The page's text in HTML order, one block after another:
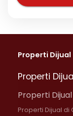
Properti Dijual
Properti
Properti
Properti Dijual di